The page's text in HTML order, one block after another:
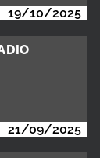
19/10/2025
21/09/2025